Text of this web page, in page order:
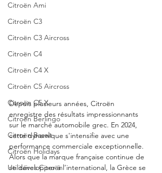
Citroën Ami
Citroën C3
Citroën C3 Aircross
Citroën C4
Citroën C4 X
Citroën C5 Aircross
Citroën C5 X
Citroën Berlingo
Citroën Basalt
Citroën Holidays
Utilitaires Citroën
Depuis plusieurs années, Citroën
enregistre des résultats impressionnants
sur le marché automobile grec. En 2024,
cette dynamique s'intensifie avec une
performance commerciale exceptionnelle.
Alors que la marque française continue de
se développer à l’international, la Grèce se